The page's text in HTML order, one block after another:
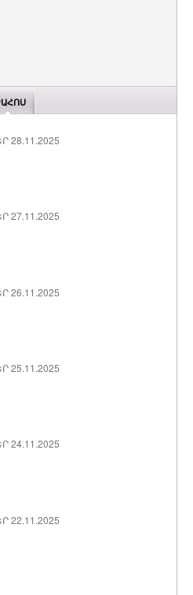
28.11.2025
27.11.2025
26.11.2025
25.11.2025
24.11.2025
22.11.2025